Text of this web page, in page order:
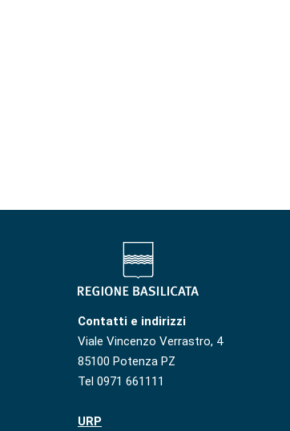
Contatti e indirizzi
Viale Vincenzo Verrastro, 4
85100 Potenza PZ
Tel 0971 661111
URP